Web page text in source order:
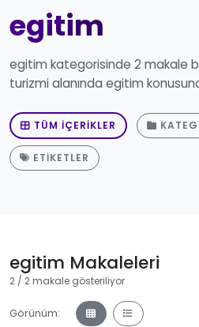
egitim
egitim kategorisinde 2 makale
turizmi alanında egitim
TÜM İÇERIKLER
ETIKETLER
egitim Makaleleri
2 / 2 makale gösteriliyor
Görünüm: